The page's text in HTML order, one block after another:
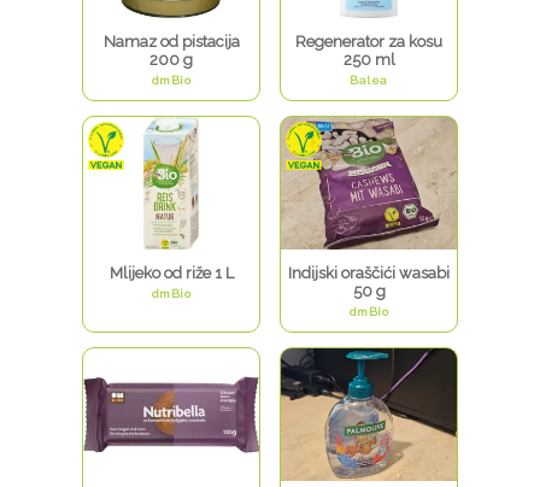
Namaz od pistacija
200 g
dmBio
Regenerator za kosu
250 ml
Balea
Mlijeko od riže 1 L
dmBio
Indijski oraščići wasabi
50 g
dmBio